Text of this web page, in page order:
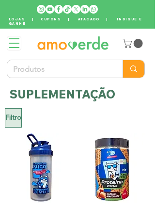
LOJAS | CUPONS |ATACADO | INDIQUE E
GANHE
SUPLEMENTAÇÃO
Filtro